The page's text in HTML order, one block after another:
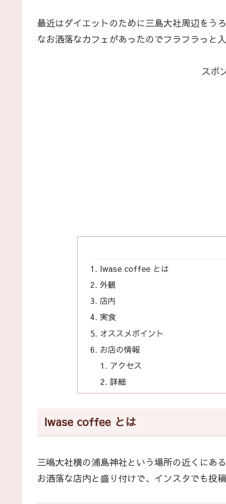
最近はダイエットのために三島大社周辺をう
なお洒落なカフェがあったのでフラフラっと入
スポ
Iwase coffee とは
外観
店内
実食
オススメポイント
お店の情報
アクセス
詳細
Iwase coffee とは
三嶋大社横の浦島神社という場所の近くにあ
お洒落な店内と盛り付けで、インスタでも投